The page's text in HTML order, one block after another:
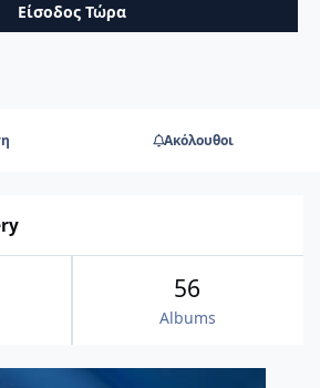
Είσοδος Τώρα
Ακόλουθοι
Albums
56